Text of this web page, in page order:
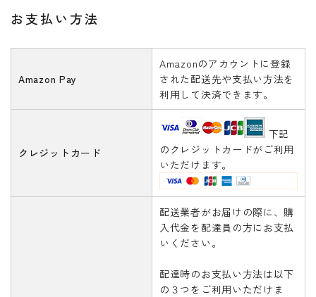
お支払い方法
Amazon Pay
Amazonのアカウントに登録
された配送先や支払い方法を
利用して決済できます。
クレジットカード
下記
のクレジットカードがご利用
いただけます。
配送業者がお届けの際に、購
入代金を配達員の方にお支払
いください。
配達時のお支払い方法は以下
の３つをご利用いただけま